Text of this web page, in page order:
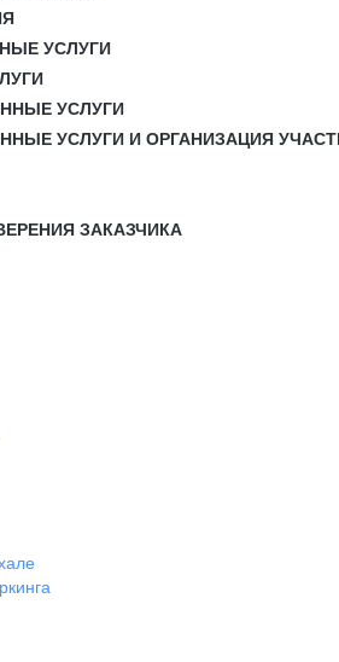
УСЛУГИ
УСЛУГИ
УСЛУГИ И ОРГАНИЗАЦИЯ
ЗАКАЗЧИКА